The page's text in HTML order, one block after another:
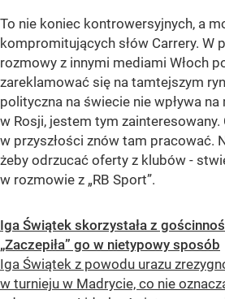
To nie koniec kontrowersyjnych, a
kompromitujących słów Carrery. W
rozmowy z innymi mediami Włoch
zareklamować się na tamtejszym
polityczna na świecie nie wpływa
w Rosji, jestem tym zainteresowany.
w przyszłości znów tam pracować.
żeby odrzucać oferty z klubów -
w rozmowie z „RB Sport”.
Iga Świątek skorzystała z
„Zaczepiła” go w nietypowy sposób
Iga Świątek z powodu urazu
w turnieju w Madrycie, co nie